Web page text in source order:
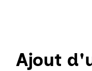
Ajout